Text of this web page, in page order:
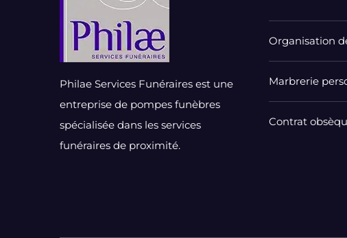
Philae Services Funéraires est une
entreprise de pompes funèbres
spécialisée dans les services
funéraires de proximité.
Organisation
Marbrerie
Contrat